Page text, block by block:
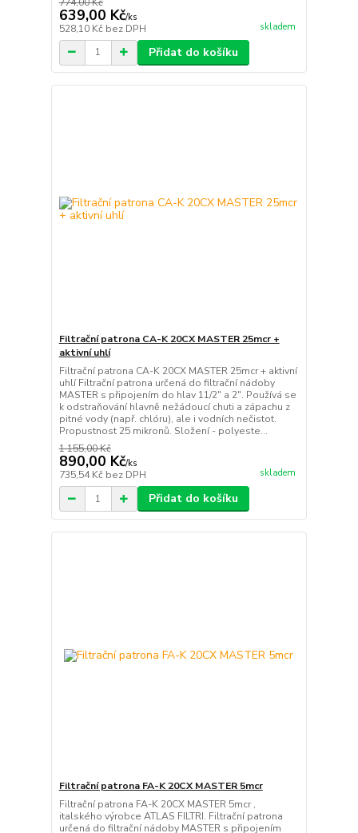
639,00 Kč/ks
528,10 Kč bez DPH skladem
Přidat do košíku
Filtrační patrona CA-K 20CX MASTER 25mcr +
aktivní uhlí
Filtrační patrona CA-K 20CX MASTER 25mcr + aktivní
uhlí Filtrační patrona určená do filtrační nádoby
MASTER s připojením do hlav 11/2" a 2". Používá se
k odstraňování hlavně nežádoucí chuti a zápachu z
pitné vody (např. chlóru), ale i vodních nečistot.
Propustnost 25 mikronů. Složení - polyeste...
1 155,00 Kč
890,00 Kč/ks
735,54 Kč bez DPH skladem
Přidat do košíku
Filtrační patrona FA-K 20CX MASTER 5mcr
Filtrační patrona FA-K 20CX MASTER 5mcr ,
italského výrobce ATLAS FILTRI. Filtrační patrona
určená do filtrační nádoby MASTER s připojením